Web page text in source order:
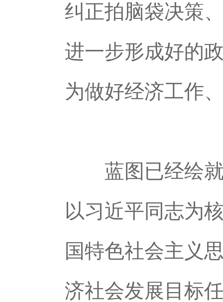
纠正拍脑袋决策
进一步形成好的
为做好经济工作
蓝图已经绘就
以习近平同志为
国特色社会主义
济社会发展目标